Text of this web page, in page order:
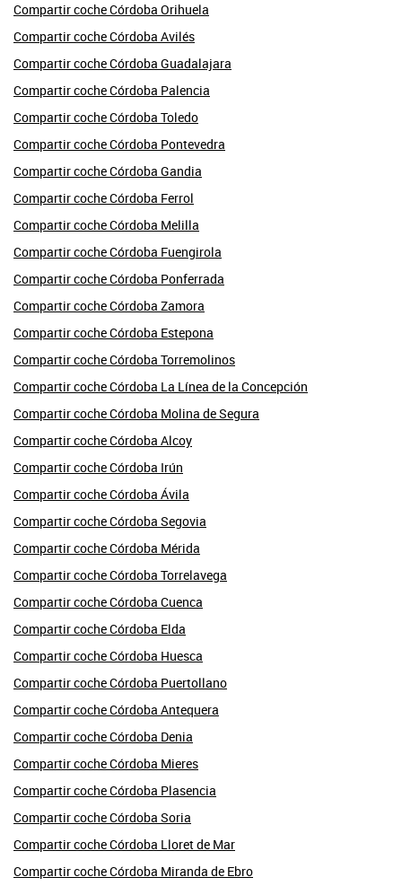
Compartir coche Córdoba Orihuela
Compartir coche Córdoba Avilés
Compartir coche Córdoba Guadalajara
Compartir coche Córdoba Palencia
Compartir coche Córdoba Toledo
Compartir coche Córdoba Pontevedra
Compartir coche Córdoba Gandia
Compartir coche Córdoba Ferrol
Compartir coche Córdoba Melilla
Compartir coche Córdoba Fuengirola
Compartir coche Córdoba Ponferrada
Compartir coche Córdoba Zamora
Compartir coche Córdoba Estepona
Compartir coche Córdoba Torremolinos
Compartir coche Córdoba La Línea de la Concepción
Compartir coche Córdoba Molina de Segura
Compartir coche Córdoba Alcoy
Compartir coche Córdoba Irún
Compartir coche Córdoba Ávila
Compartir coche Córdoba Segovia
Compartir coche Córdoba Mérida
Compartir coche Córdoba Torrelavega
Compartir coche Córdoba Cuenca
Compartir coche Córdoba Elda
Compartir coche Córdoba Huesca
Compartir coche Córdoba Puertollano
Compartir coche Córdoba Antequera
Compartir coche Córdoba Denia
Compartir coche Córdoba Mieres
Compartir coche Córdoba Plasencia
Compartir coche Córdoba Soria
Compartir coche Córdoba Lloret de Mar
Compartir coche Córdoba Miranda de Ebro